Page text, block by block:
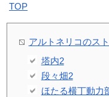
TOP
アルトネリコのス
塔内2
段々畑2
ほたる横丁動力